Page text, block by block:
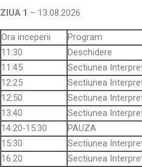
ZIUA 1 – 13.08.2026
Ora inceperii
Program
11:30
Deschidere
11:45
Sectiunea
12:25
Sectiunea
12:50
Sectiunea
13:40
Sectiunea
14:20-15:30
PAUZA
15:30
Sectiunea
16:20
Sectiunea